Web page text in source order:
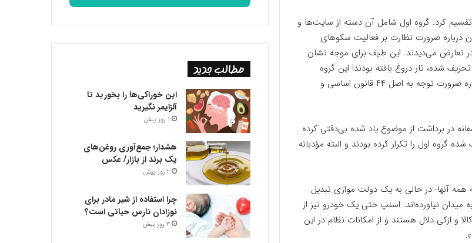
کرد. گروه اول شامل آن دسته از سایت‌ها و
درباره ضرورت نظارت بر فعالیت سکوهای
تعارض می‌دیدند. این طیف برای موجه نشان
شده، تار دروغ بافته بودند! این گروه
پیشنهاد نظارت بر فعالیت پلتفرم‌ها را دولتی کردن آنها معنی کرده و درباره ضرورت توجه به اصل ۴۴ قانون اساسی و
از شخصیت‌ها و افراد درون جبهه انقلاب بودند که ‬ متاسفانه در برداشت از موضوع یاد شده بی‌دقتی کرده
گروه اول را تکرار کرده بودند و البته مؤدبانه
آنها- در حالی به یک دولت موازی تبدیل
میدان نیاورده‌اند. اسنپ حتی یک خودرو نیز از
و ازکی دلال هستند و از امکانات نظام در این
وارد
مطالب جدید
این خوراکی‌ها را بخورید تا
آلزایمر نگیرید
1 روز پیش
هشدار؛ جمع‌آوری روغن‌های
یک برند از بازار/ عکس
2 روز پیش
چرا استفاده از شیر مادر برای
نوزادان نارس حیاتی است؟
3 روز پیش